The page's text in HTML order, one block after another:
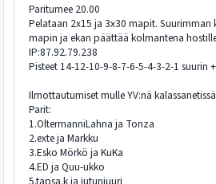
Pariturnee 20.00
Pelataan 2x15 ja 3x30 mapit. Suurimman
mapin ja ekan päättää kolmantena
IP:87.92.79.238
Pisteet 14-12-10-9-8-7-6-5-4-3-2-1 suurin
Ilmottautumiset mulle YV:nä
Parit:
1.OltermanniLahna ja Tonza
2.exte ja Markku
3.Esko Mörkö ja KuKa
4.ED ja Quu-ukko